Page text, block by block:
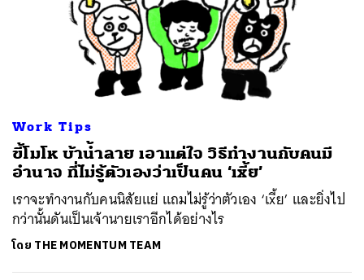
Work Tips
ขี้โมโห บ้าน้ำลาย เอาแต่ใจ วิธีทำงานกับคนมี
อำนาจ ที่ไม่รู้ตัวเองว่าเป็นคน ‘เxี้ย’
เราจะทำงานกับคนนิสัยแย่ แถมไม่รู้ว่าตัวเอง ‘เxี้ย’ และยิ่งไป
กว่านั้นดันเป็นเจ้านายเราอีกได้อย่างไร
โดย THE MOMENTUM TEAM
SHARE TWEET LINE EMAIL